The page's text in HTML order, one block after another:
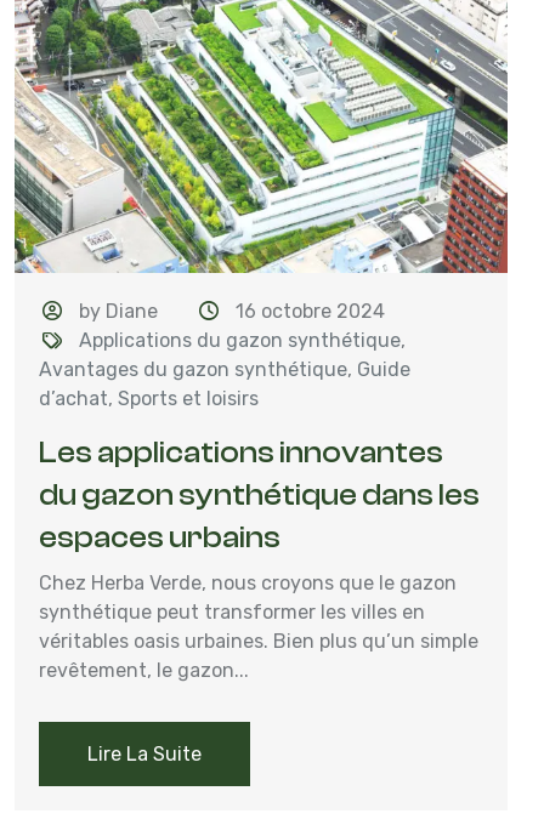
by Diane
16 octobre 2024
Applications du gazon synthétique,
Avantages du gazon synthétique, Guide
d’achat, Sports et loisirs
Les applications innovantes
du gazon synthétique dans les
espaces urbains
Chez Herba Verde, nous croyons que le gazon
synthétique peut transformer les villes en
véritables oasis urbaines. Bien plus qu’un simple
revêtement, le gazon...
Lire La Suite